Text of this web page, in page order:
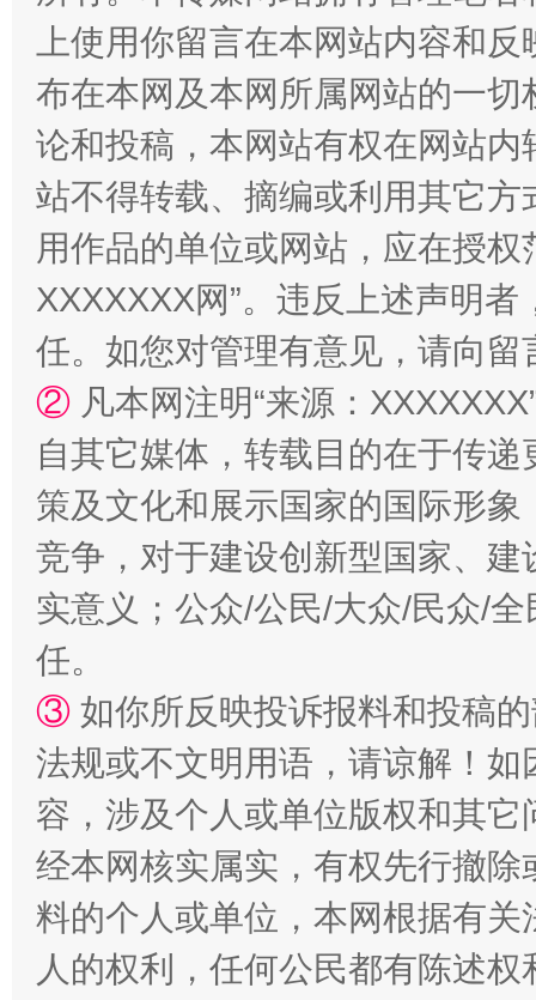
扯下公款旅游的“隐身衣” 如何以
“蜀中异人”王建安的艺术幻境
上使用你留言在本网站内容和
布在本网及本网所属网站的一
论和投稿，本网站有权在网站
站不得转载、摘编或利用其它
用作品的单位或网站，应在授
XXXXXXX网”。违反上述声明
任。如您对管理有意见，请向
② 凡本网注明“来源：
自其它媒体，转载目的在于传
策及文化和展示国家的国际形
竞争，对于建设创新型国家、
实意义；公众/公民/大众/民众/
任。
③ 如你所反映投诉报料和投稿
法规或不文明用语，请谅解！
容，涉及个人或单位版权和其它
经本网核实属实，有权先行撤
料的个人或单位，本网根据有
人的权利，任何公民都有陈述